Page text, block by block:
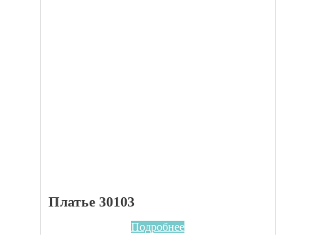
Платье 30103
Подробнее